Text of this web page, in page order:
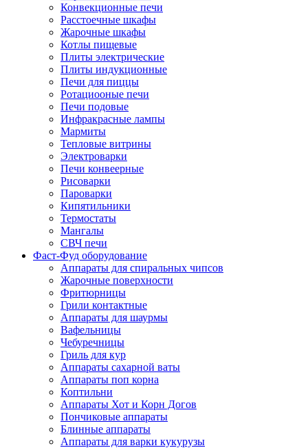
Конвекционные печи
Расстоечные шкафы
Жарочные шкафы
Котлы пищевые
Плиты электрические
Плиты индукционные
Печи для пиццы
Ротациооные печи
Печи подовые
Инфракрасные лампы
Мармиты
Тепловые витрины
Электроварки
Печи конвеерные
Рисоварки
Пароварки
Кипятильники
Термостаты
Мангалы
СВЧ печи
Фаст-Фуд оборудование
Аппараты для спиральных чипсов
Жарочные поверхности
Фритюрницы
Грили контактные
Аппараты для шаурмы
Вафельницы
Чебуречницы
Гриль для кур
Аппараты сахарной ваты
Аппараты поп корна
Коптильни
Аппараты Хот и Корн Догов
Пончиковые аппараты
Блинные аппараты
Аппараты для варки кукурузы